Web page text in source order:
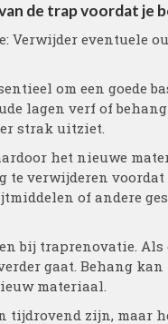
de trap voordat je
eventuele
om een goede
lagen verf of
strak uitziet.
het nieuwe
verwijderen voordat
of andere
bij traprenovatie. Als
gaat. Behang
materiaal.
zijn, maar